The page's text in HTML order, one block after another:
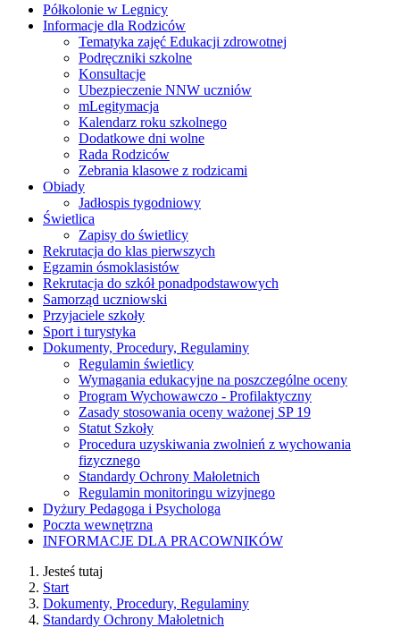
Półkolonie w Legnicy
Informacje dla Rodziców
Tematyka zajęć Edukacji zdrowotnej
Podręczniki szkolne
Konsultacje
Ubezpieczenie NNW uczniów
mLegitymacja
Kalendarz roku szkolnego
Dodatkowe dni wolne
Rada Rodziców
Zebrania klasowe z rodzicami
Obiady
Jadłospis tygodniowy
Świetlica
Zapisy do świetlicy
Rekrutacja do klas pierwszych
Egzamin ósmoklasistów
Rekrutacja do szkół ponadpodstawowych
Samorząd uczniowski
Przyjaciele szkoły
Sport i turystyka
Dokumenty, Procedury, Regulaminy
Regulamin świetlicy
Wymagania edukacyjne na poszczególne oceny
Program Wychowawczo - Profilaktyczny
Zasady stosowania oceny ważonej SP 19
Statut Szkoły
Procedura uzyskiwania zwolnień z wychowania
fizycznego
Standardy Ochrony Małoletnich
Regulamin monitoringu wizyjnego
Dyżury Pedagoga i Psychologa
Poczta wewnętrzna
INFORMACJE DLA PRACOWNIKÓW
Jesteś tutaj
Start
Dokumenty, Procedury, Regulaminy
Standardy Ochrony Małoletnich